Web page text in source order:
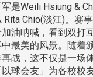
是Weili Hsiung &
Rita Chio(淡江)。赛
油呐喊，看到双打
最美的风景。随着
战，这不仅是一场
球会友」为各校校